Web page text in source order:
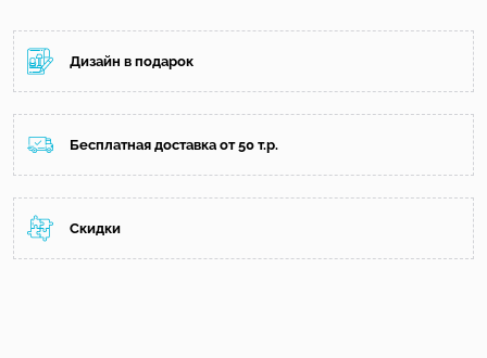
Дизайн в подарок
Бесплатная доставка от 50 т.р.
Скидки